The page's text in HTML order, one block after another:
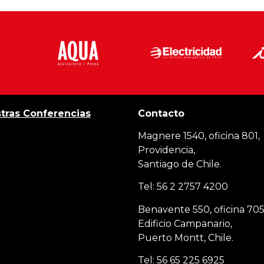
Conferencias Contacto
Magnere 1540, oficina 801,
Providencia,
Santiago de Chile.
Tel: 56 2 2757 4200
Benavente 550, oficina
Edificio Campanario,
Puerto Montt, Chile.
Tel: 56 65 225 6925